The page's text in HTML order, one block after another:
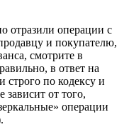
отразили операции с
и покупателю,
смотрите в
в ответ на
строго по кодексу и
от того,
операции